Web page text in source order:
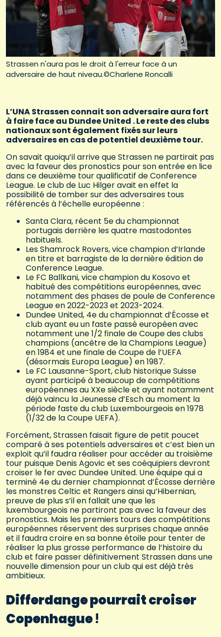
Strassen n'aura pas le droit à l'erreur face à un
adversaire de haut niveau.©Charlene Roncalli
L’UNA Strassen connait son adversaire aura fort
à faire face au Dundee United . Le reste des clubs
nationaux sont également fixés sur leurs
adversaires en cas de potentiel deuxième tour.
On savait quoiqu’il arrive que Strassen ne partirait pas
avec la faveur des pronostics pour son entrée en lice
dans ce deuxième tour qualificatif de Conference
League. Le club de Luc Hilger avait en effet la
possibilité de tomber sur des adversaires tous
référencés à l’échelle européenne :
Santa Clara, récent 5e du championnat
portugais derrière les quatre mastodontes
habituels.
Les Shamrock Rovers, vice champion d’Irlande
en titre et barragiste de la dernière édition de
Conference League.
Le FC Ballkani, vice champion du Kosovo et
habitué des compétitions européennes, avec
notamment des phases de poule de Conference
League en 2022-2023 et 2023-2024.
Dundee United, 4e du championnat d’Écosse et
club ayant eu un faste passé européen avec
notamment une 1/2 finale de Coupe des clubs
champions (ancêtre de la Champions League)
en 1984 et une finale de Coupe de l’UEFA
(désormais Europa League) en 1987.
Le FC Lausanne-Sport, club historique Suisse
ayant participé à beaucoup de compétitions
européennes au XXe siècle et ayant notamment
déjà vaincu la Jeunesse d’Esch au moment la
période faste du club Luxembourgeois en 1978
(1/32 de la Coupe UEFA).
Forcément, Strassen faisait figure de petit poucet
comparé à ses potentiels adversaires et c’est bien un
exploit qu’il faudra réaliser pour accéder au troisième
tour puisque Denis Agovic et ses coéquipiers devront
croiser le fer avec Dundee United. Une équipe qui a
terminé 4e du dernier championnat d’Écosse derrière
les monstres Celtic et Rangers ainsi qu’Hibernian,
preuve de plus s’il en fallait une que les
luxembourgeois ne partiront pas avec la faveur des
pronostics. Mais les premiers tours des compétitions
européennes réservent des surprises chaque année
et il faudra croire en sa bonne étoile pour tenter de
réaliser la plus grosse performance de l’histoire du
club et faire passer définitivement Strassen dans une
nouvelle dimension pour un club qui est déjà très
ambitieux.
Differdange pourrait croiser
Copenhague!